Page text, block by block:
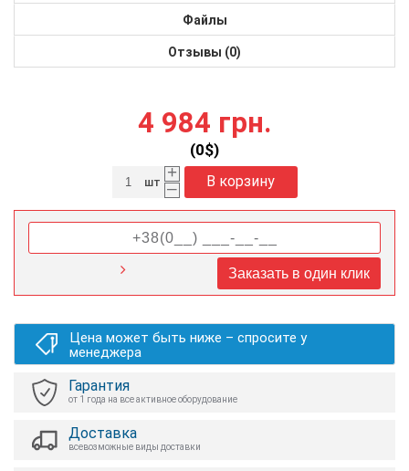
Файлы
Отзывы (0)
4 984 грн.
(0$)
+
–
В корзину
шт
Заказать в один клик
Цена может быть ниже – спросите у
менеджера
Гарантия
от 1 года на все активное оборудование
Доставка
всевозможные виды доставки